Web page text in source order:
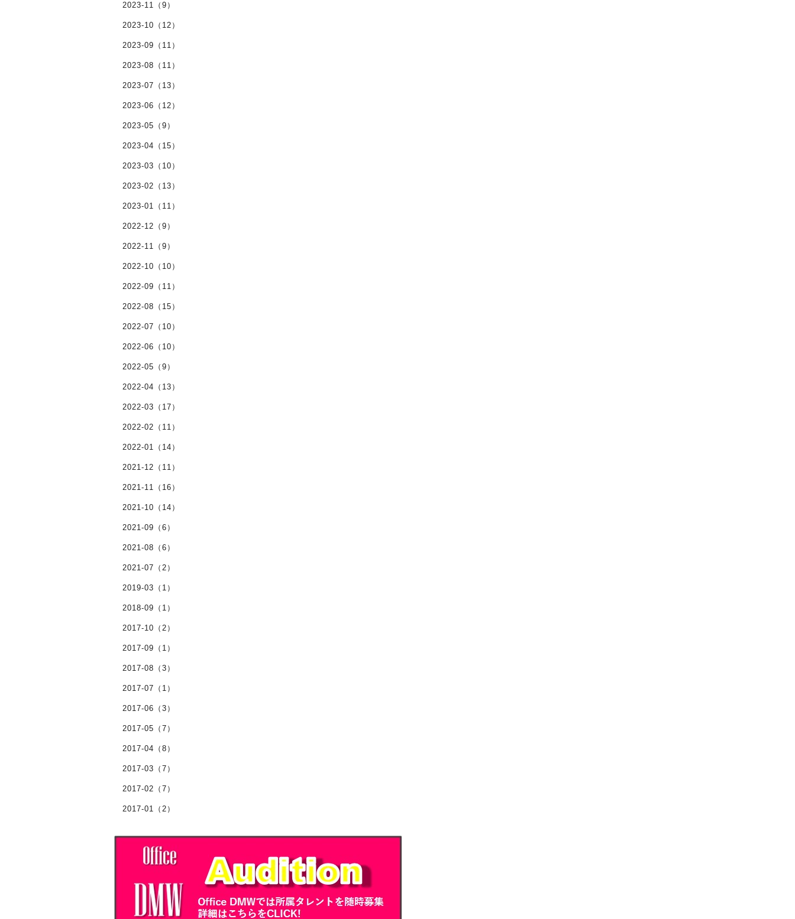
2023-11（9）
2023-10（12）
2023-09（11）
2023-08（11）
2023-07（13）
2023-06（12）
2023-05（9）
2023-04（15）
2023-03（10）
2023-02（13）
2023-01（11）
2022-12（9）
2022-11（9）
2022-10（10）
2022-09（11）
2022-08（15）
2022-07（10）
2022-06（10）
2022-05（9）
2022-04（13）
2022-03（17）
2022-02（11）
2022-01（14）
2021-12（11）
2021-11（16）
2021-10（14）
2021-09（6）
2021-08（6）
2021-07（2）
2019-03（1）
2018-09（1）
2017-10（2）
2017-09（1）
2017-08（3）
2017-07（1）
2017-06（3）
2017-05（7）
2017-04（8）
2017-03（7）
2017-02（7）
2017-01（2）